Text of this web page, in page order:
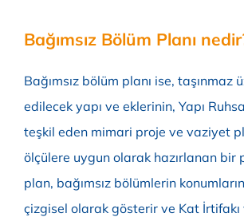
Bağımsız Bölüm Planı
Bağımsız bölüm planı ise, taşınmaz
edilecek yapı ve eklerinin, Yapı
teşkil eden mimari proje ve vaziyet
ölçülere uygun olarak hazırlanan bir
plan, bağımsız bölümlerin
çizgisel olarak gösterir ve Kat